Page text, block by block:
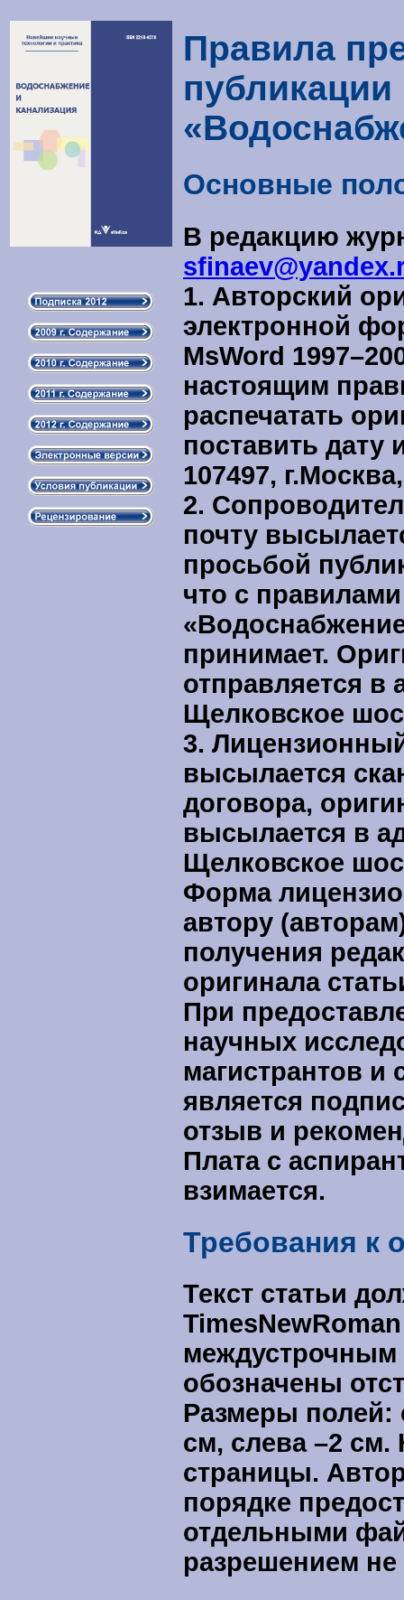
Правила
Основные
В редакцию
1. Авторский
электронной
MsWord
настоящим
распечатать
поставить дату
107497,
2.
почту
просьбой
что с
принимает.
отправляется в
Щелковское
3. Л
высылается
договора,
высылается в
Щелковское
Форма
автору
получения
оригинала
При
научных
магистрантов и
является
отзыв и
Плата с
взимается.
Требования к
Текст статьи
обозначены
Размеры полей:
см, слева –2
страницы.
порядке
отдельными
разрешением